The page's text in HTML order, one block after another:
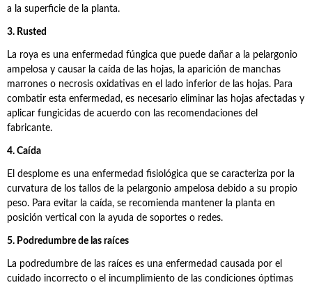
a la superficie de la planta.
3. Rusted
La roya es una enfermedad fúngica que puede dañar a la pelargonio
ampelosa y causar la caída de las hojas, la aparición de manchas
marrones o necrosis oxidativas en el lado inferior de las hojas. Para
combatir esta enfermedad, es necesario eliminar las hojas afectadas y
aplicar fungicidas de acuerdo con las recomendaciones del
fabricante.
4. Caída
El desplome es una enfermedad fisiológica que se caracteriza por la
curvatura de los tallos de la pelargonio ampelosa debido a su propio
peso. Para evitar la caída, se recomienda mantener la planta en
posición vertical con la ayuda de soportes o redes.
5. Podredumbre de las raíces
La podredumbre de las raíces es una enfermedad causada por el
cuidado incorrecto o el incumplimiento de las condiciones óptimas